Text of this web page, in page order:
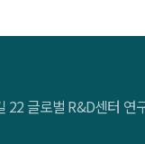
22 글로벌 R&D센터